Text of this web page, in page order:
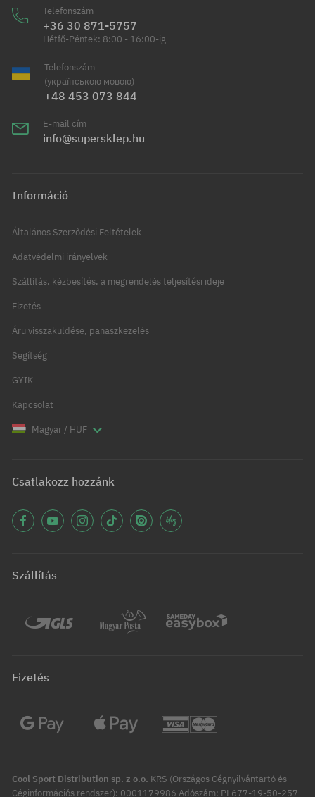
Telefonszám
+36 30 871-5757
Hétfő-Péntek: 8:00 - 16:00-ig
Telefonszám
(українською мовою)
+48 453 073 844
E-mail cím
info@supersklep.hu
Információ
Általános Szerződési Feltételek
Adatvédelmi irányelvek
Szállítás, kézbesítés, a megrendelés teljesítési ideje
Fizetés
Áru visszaküldése, panaszkezelés
Segítség
GYIK
Kapcsolat
Magyar / HUF
Csatlakozz hozzánk
Szállítás
Fizetés
Cool Sport Distribution sp. z o.o. KRS (Országos Cégnyilvántartó és
Céginformációs rendszer): 0001179986 Adószám: PL677-19-50-257